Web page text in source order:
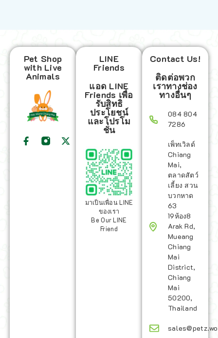
Pet Shop
with Live
Animals
LINE
Friends
แอด LINE
Friends เพื่อ
รับสิทธิ
ประโยชน์
และโปรโม
ชั่น
มาเป็นเพื่อน LINE
ของเรา
Be Our LINE
Friend
Contact Us!
ติดต่อพวก
เราทางช่อง
ทางอื่นๆ
084 804
7286
เพ็ทเวิลด์
Chiang
Mai,
ตลาดสัตว์
เลี้ยง สวน
บวกหาด
63
19ห้อง8
Arak Rd,
Mueang
Chiang
Mai
District,
Chiang
Mai
50200,
Thailand